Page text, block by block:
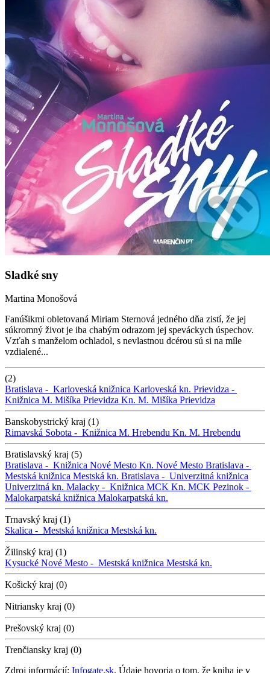
Sladké sny
Martina Monošová
Fanúšikmi obletovaná Miriam Sternová jedného dňa zistí, že jej
súkromný život je iba chabým odrazom jej speváckych úspechov.
Vzťah s manželom ochladol, s nevlastnou dcérou sú si na míle
vzdialené...
(2)
Bratislava - Karloveská knižnica Karloveská kn. Prievidza -
Knižnica M. Mišíka Prievidza Kn. M. Mišíka Prievidza
Banskobystrický kraj (1)
Rimavská Sobota - Knižnica M. Hrebendu Kn. M. Hrebendu
Bratislavský kraj (5)
Bratislava - Knižnica Nové Mesto Kn. Nové Mesto Bratislava -
Mestská knižnica Mestská kn. Bratislava - Univerzitná knižnica
Univerzitná kn. Malacky - Knižnica MCK Kn. MCK Pezinok -
Malokarpatská knižnica Malokarpatská kn.
Trnavský kraj (1)
Skalica - Mestská knižnica Mestská kn.
Žilinský kraj (1)
Kysucké Nové Mesto - Mestská knižnica Mestská kn.
Košický kraj (0)
Nitriansky kraj (0)
Prešovský kraj (0)
Trenčiansky kraj (0)
Zdroj informácií: Infogate.sk. Údaje hovoria o tom, že kniha je v